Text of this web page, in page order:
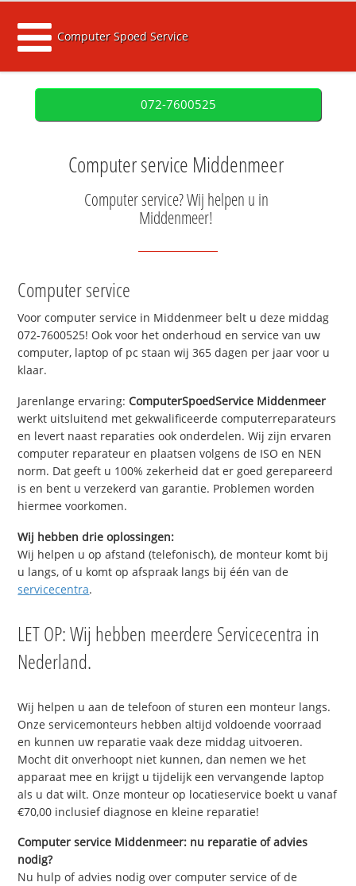
Computer Spoed Service
072-7600525
Computer service Middenmeer
Computer service? Wij helpen u in
Middenmeer!
Computer service
Voor computer service in Middenmeer belt u deze middag
072-7600525! Ook voor het onderhoud en service van uw
computer, laptop of pc staan wij 365 dagen per jaar voor u
klaar.
Jarenlange ervaring:ComputerSpoedService Middenmeer
werkt uitsluitend met gekwalificeerde computerreparateurs
en levert naast reparaties ook onderdelen. Wij zijn ervaren
computer reparateur en plaatsen volgens de ISO en NEN
norm. Dat geeft u 100% zekerheid dat er goed gerepareerd
is en bent u verzekerd van garantie. Problemen worden
hiermee voorkomen.
Wij hebben drie oplossingen:
Wij helpen u op afstand (telefonisch), de monteur komt bij
u langs, of u komt op afspraak langs bij één van de
servicecentra.
LET OP: Wij hebben meerdere Servicecentra in
Nederland.
Wij helpen u aan de telefoon of sturen een monteur langs.
Onze servicemonteurs hebben altijd voldoende voorraad
en kunnen uw reparatie vaak deze middag uitvoeren.
Mocht dit onverhoopt niet kunnen, dan nemen we het
apparaat mee en krijgt u tijdelijk een vervangende laptop
als u dat wilt. Onze monteur op locatieservice boekt u vanaf
€70,00 inclusief diagnose en kleine reparatie!
Computer service Middenmeer: nu reparatie of advies
nodig?
Nu hulp of advies nodig over computer service of de